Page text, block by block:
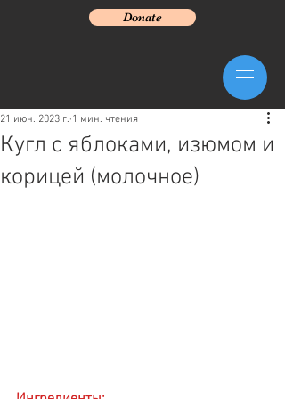
Donate
Кугл с яблоками, изюмом и
корицей (молочное)
21 июн. 2023 г. 1 мин. чтения